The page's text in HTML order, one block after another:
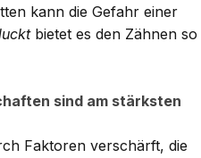
kann die Gefahr einer
bietet es den Zähnen so
sind am stärksten
Faktoren verschärft, die